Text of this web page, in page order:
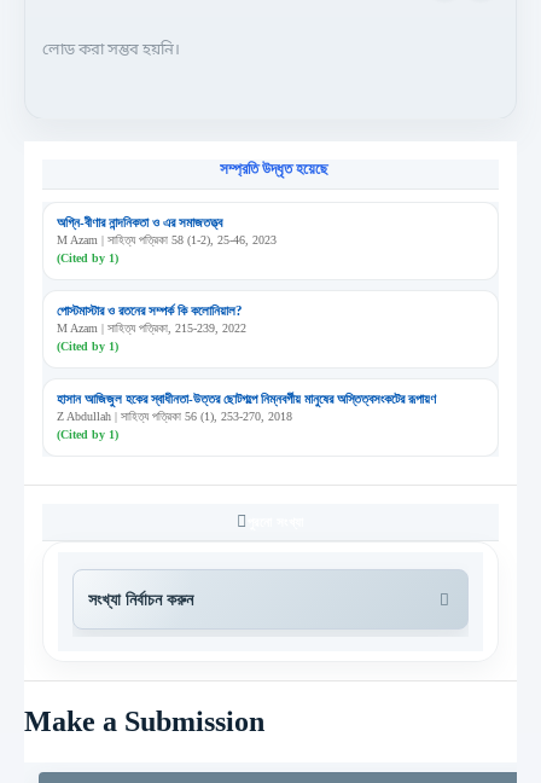
লোড করা সম্ভব হয়নি।
সম্প্রতি উদ্ধৃত হয়েছে
অগ্নি-বীণার নান্দনিকতা ও এর সমাজতত্ত্ব
M Azam | সাহিত্য পত্রিকা 58 (1-2), 25-46, 2023
(Cited by 1)
পোস্টমাস্টার ও রতনের সম্পর্ক কি কলোনিয়াল?
M Azam | সাহিত্য পত্রিকা, 215-239, 2022
(Cited by 1)
হাসান আজিজুল হকের স্বাধীনতা-উত্তর ছোটগল্পে নিম্নবর্গীয় মানুষের অস্তিত্বসংকটের রূপায়ণ
Z Abdullah | সাহিত্য পত্রিকা 56 (1), 253-270, 2018
(Cited by 1)
Make a Submission